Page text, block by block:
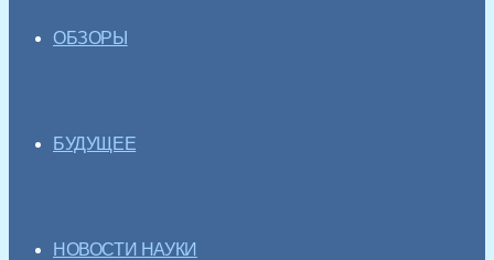
ОБЗОРЫ
БУДУЩЕЕ
НОВОСТИ НАУКИ